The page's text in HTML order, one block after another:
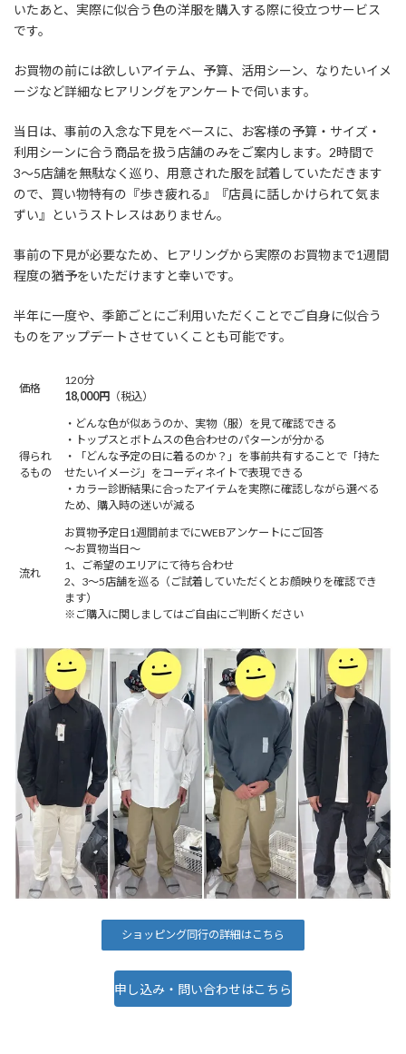
いたあと、実際に似合う色の洋服を購入する際に役立つサービス
です。
お買物の前には欲しいアイテム、予算、活用シーン、なりたいイメ
ージなど詳細なヒアリングをアンケートで伺います。
当日は、事前の入念な下見をベースに、お客様の予算・サイズ・
利用シーンに合う商品を扱う店舗のみをご案内します。2時間で
3〜5店舗を無駄なく巡り、用意された服を試着していただきます
ので、買い物特有の『歩き疲れる』『店員に話しかけられて気ま
ずい』というストレスはありません。
事前の下見が必要なため、ヒアリングから実際のお買物まで1週間
程度の猶予をいただけますと幸いです。
半年に一度や、季節ごとにご利用いただくことでご自身に似合う
ものをアップデートさせていくことも可能です。
価格
120分
18,000円 （税込）
得られ
るもの
・どんな色が似あうのか、実物（服）を見て確認できる
・トップスとボトムスの色合わせのパターンが分かる
・「どんな予定の日に着るのか？」を事前共有することで「持た
せたいイメージ」をコーディネイトで表現できる
・カラー診断結果に合ったアイテムを実際に確認しながら選べる
ため、購入時の迷いが減る
流れ
お買物予定日1週間前までにWEBアンケートにご回答
～お買物当日～
1、ご希望のエリアにて待ち合わせ
2、3～5店舗を巡る（ご試着していただくとお顔映りを確認でき
ます）
※ご購入に関しましてはご自由にご判断ください
ショッピング同行の詳細はこちら
申し込み・問い合わせはこちら